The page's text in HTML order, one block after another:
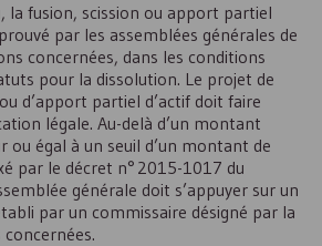
, la fusion, scission ou apport partiel
par les assemblées générales de
concernées, dans les conditions
pour la dissolution. Le projet de
d’apport partiel d’actif doit faire
légale. Au-delà d’un montant
ou égal à un seuil d’un montant de
par le décret n° 2015-1017 du
générale doit s’appuyer sur un
par un commissaire désigné par la